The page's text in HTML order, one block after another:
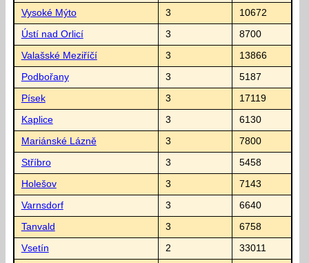
Vysoké Mýto 3 10672
Ústí nad Orlicí 3 8700
Valašské Meziříčí 3 13866
Podbořany 3 5187
Písek 3 17119
Kaplice 3 6130
Mariánské Lázně 3 7800
Stříbro 3 5458
Holešov 3 7143
Varnsdorf 3 6640
Tanvald 3 6758
Vsetín 2 33011